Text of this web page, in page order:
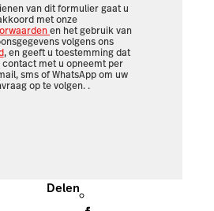
van dit formulier gaat u
met onze
en het gebruik van
volgens ons
, en geeft u toestemming dat
contact met u opneemt per
sms of WhatsApp om uw
op te volgen. .
Delen